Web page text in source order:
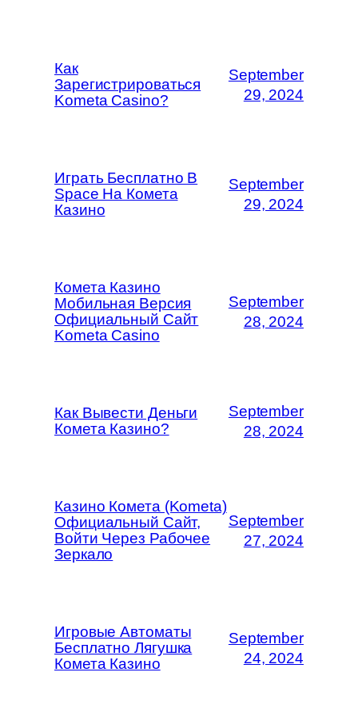
Как
Зарегистрироваться
Kometa Casino?
September
29, 2024
Играть Бесплатно В
Space На Комета
Казино
September
29, 2024
Комета Казино
Мобильная Версия
Официальный Сайт
Kometa Casino
September
28, 2024
Как Вывести Деньги
Комета Казино?
September
28, 2024
Казино Комета (Kometa)
Официальный Сайт,
Войти Через Рабочее
Зеркало
September
27, 2024
Игровые Автоматы
Бесплатно Лягушка
Комета Казино
September
24, 2024